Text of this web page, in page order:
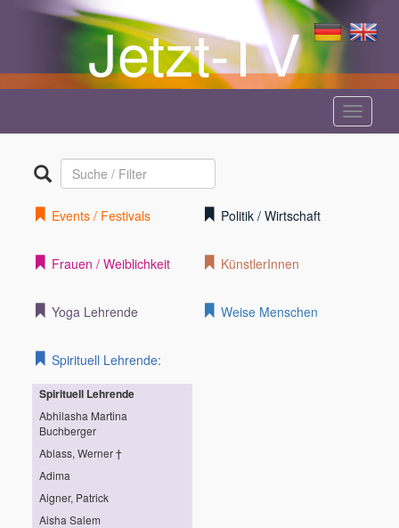
Jetzt-TV
Menü
Events / Festivals Politik / Wirtschaft
Frauen / Weiblichkeit KünstlerInnen
Yoga Lehrende Weise Menschen
Spirituell Lehrende:
Spirituell Lehrende
Abhilasha Martina
Buchberger
Ablass, Werner †
Adima
Aigner, Patrick
Aisha Salem